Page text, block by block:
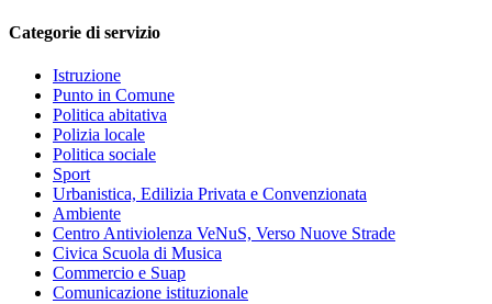
Categorie di servizio
Istruzione
Punto in Comune
Politica abitativa
Polizia locale
Politica sociale
Sport
Urbanistica, Edilizia Privata e Convenzionata
Ambiente
Centro Antiviolenza VeNuS, Verso Nuove Strade
Civica Scuola di Musica
Commercio e Suap
Comunicazione istituzionale